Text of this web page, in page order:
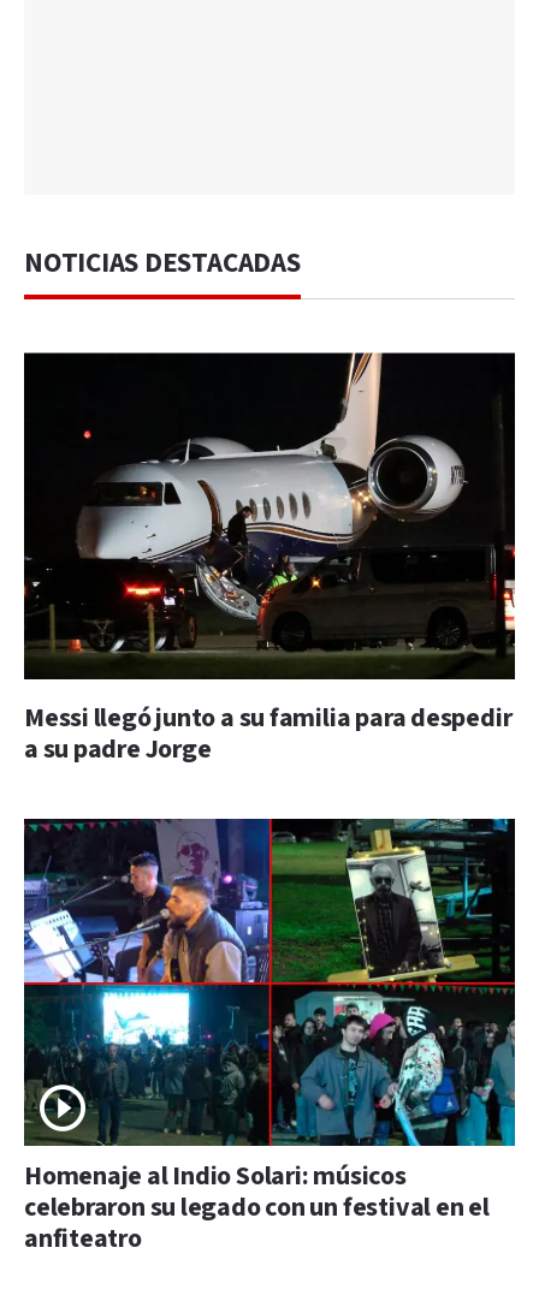
NOTICIAS DESTACADAS
Messi llegó junto a su familia para despedir
a su padre Jorge
Homenaje al Indio Solari: músicos
celebraron su legado con un festival en el
anfiteatro